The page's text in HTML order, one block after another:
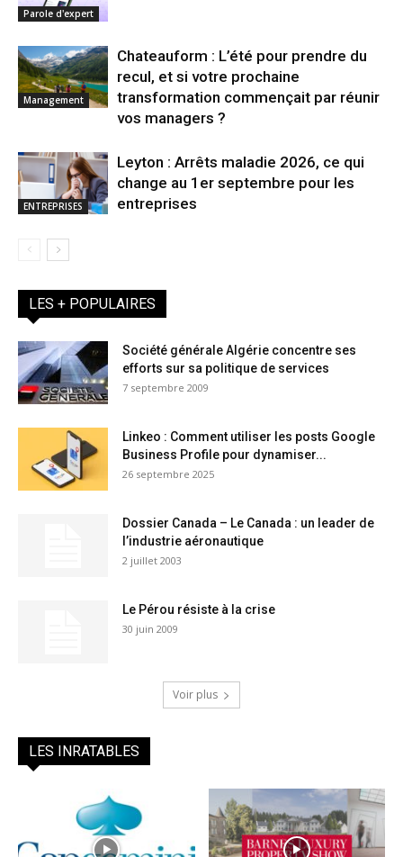
Parole d'expert
Management
Chateauform : L’été pour prendre du
recul, et si votre prochaine
transformation commençait par réunir
vos managers ?
ENTREPRISES
Leyton : Arrêts maladie 2026, ce qui
change au 1er septembre pour les
entreprises
LES + POPULAIRES
Société générale Algérie concentre ses
efforts sur sa politique de services
7 septembre 2009
Linkeo : Comment utiliser les posts Google
Business Profile pour dynamiser...
26 septembre 2025
Dossier Canada – Le Canada : un leader de
l’industrie aéronautique
2 juillet 2003
Le Pérou résiste à la crise
30 juin 2009
Voir plus
LES INRATABLES